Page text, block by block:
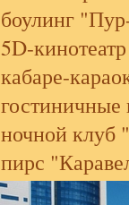
боулинг
5D-кинотеатр
кабаре-
ночной
пирс